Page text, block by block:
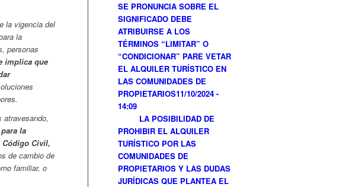
la vigencia del
la
personas
implica que
atravesando,
la
Código Civil,
de cambio de
familiar, o
SE PRONUNCIA SOBRE EL
SIGNIFICADO DEBE
ATRIBUIRSE A LOS
TÉRMINOS “LIMITAR” O
“CONDICIONAR” PARE VETAR
EL ALQUILER TURÍSTICO EN
LAS COMUNIDADES DE
PROPIETARIOS11/10/2024 -
14:09
LA POSIBILIDAD DE
PROHIBIR EL ALQUILER
TURÍSTICO POR LAS
COMUNIDADES DE
PROPIETARIOS Y LAS DUDAS
JURÍDICAS QUE PLANTEA EL